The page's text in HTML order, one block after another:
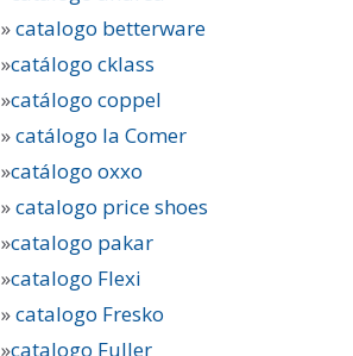
»catalogo betterware
»catálogo cklass
»catálogo coppel
»catálogo la Comer
»catálogo oxxo
»catalogo price shoes
»catalogo pakar
»catalogo Flexi
»catalogo Fresko
»catalogo Fuller